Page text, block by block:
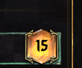
15